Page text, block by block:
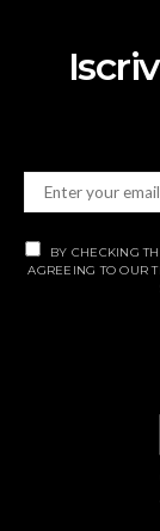
BY CHECKING
AGREEING TO OUR